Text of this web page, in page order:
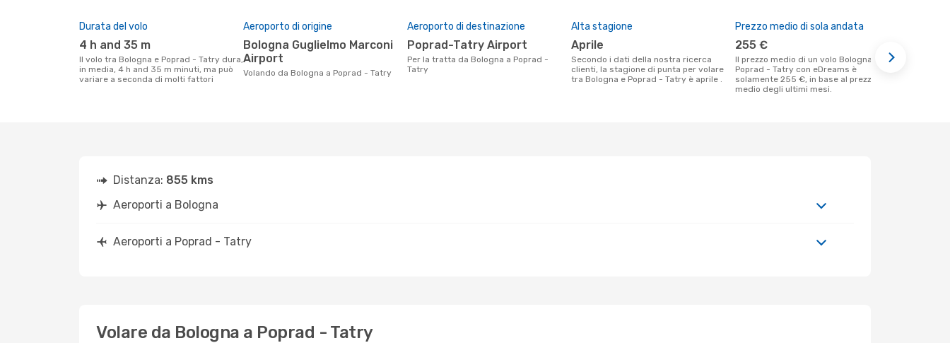
Durata del volo
4 h and 35 m
Il volo tra Bologna e Poprad - Tatry dura,
in media, 4 h and 35 m minuti, ma può
variare a seconda di molti fattori
Aeroporto di origine
Bologna Guglielmo Marconi
Airport
Volando da Bologna a Poprad - Tatry
Aeroporto di destinazione
Poprad-Tatry Airport
Per la tratta da Bologna a Poprad -
Tatry
Alta stagione
aprile
Secondo i dati della nostra ricerca
clienti, la stagione di punta per volare
tra Bologna e Poprad - Tatry è aprile .
Prezzo medio di sola andata
255 €
Il prezzo medio di un volo Bologna -
Poprad - Tatry con eDreams è
solamente 255 €, in base al prezzo
medio degli ultimi mesi.
Distanza: 855 kms
Aeroporti a Bologna
Aeroporti a Poprad - Tatry
Volare da Bologna a Poprad - Tatry